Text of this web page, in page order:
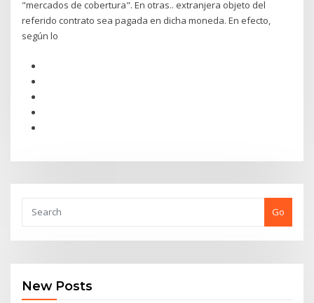
"mercados de cobertura". En otras.. extranjera objeto del
referido contrato sea pagada en dicha moneda. En efecto,
según lo
Go
New Posts